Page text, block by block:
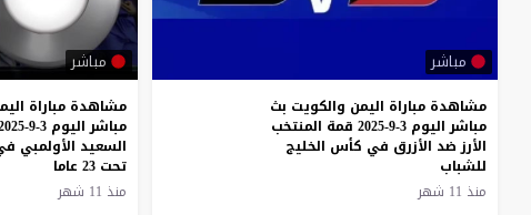
مباشر
مشاهدة مباراة اليمن والكويت بث
مباشر اليوم 3-9-2025 قمة المنتخب
الأرز ضد الأزرق في كأس الخليج
للشباب
منذ 11 شهر
مباشر
مشاهدة مباراة
السعيد الأولمبي
تحت 23 عاما
منذ 11 شهر